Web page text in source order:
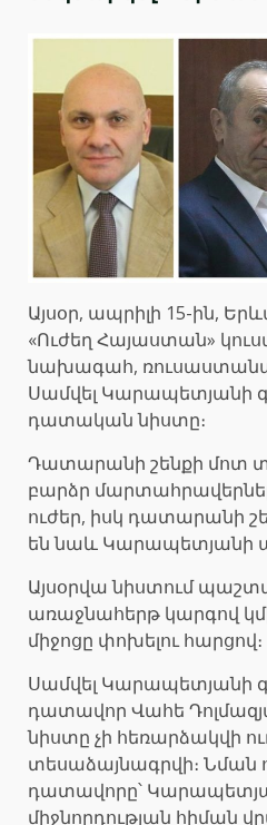
Այսօր, ապրիլի 15-ին,
«Ուժեղ Հայաստան»
նախագահ,
Սամվել Կարապետյանի
դատական նիստը։
Դատարանի շենքի մոտ
բարձր
ուժեր, իսկ դատարանի
են նաև Կարապետյանի
Այսօրվա նիստում
առաջնահերթ կարգով
միջոցը փոխելու հարցով։
Սամվել Կարապետյանի
դատավոր Վահե
նիստը չի հեռարձակվի
տեսաձայնագրվի։ Նման
դատավորը՝
միջնորդության հիման